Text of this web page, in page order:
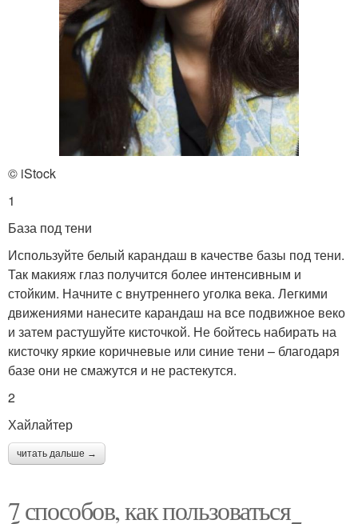
© iStock
1
База под тени
Используйте белый карандаш в качестве базы под тени.
Так макияж глаз получится более интенсивным и
стойким. Начните с внутреннего уголка века. Легкими
движениями нанесите карандаш на все подвижное веко
и затем растушуйте кисточкой. Не бойтесь набирать на
кисточку яркие коричневые или синие тени – благодаря
базе они не смажутся и не растекутся.
2
Хайлайтер
читать дальше →
7 способов, как пользоваться